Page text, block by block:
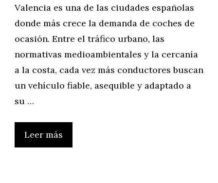
Valencia es una de las ciudades españolas
donde más crece la demanda de coches de
ocasión. Entre el tráfico urbano, las
normativas medioambientales y la cercanía
a la costa, cada vez más conductores buscan
un vehículo fiable, asequible y adaptado a
su …
Leer más